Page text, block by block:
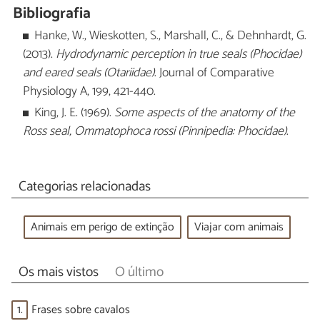
Bibliografia
Hanke, W., Wieskotten, S., Marshall, C., & Dehnhardt, G.
(2013). Hydrodynamic perception in true seals (Phocidae)
and eared seals (Otariidae). Journal of Comparative
Physiology A, 199, 421-440.
King, J. E. (1969). Some aspects of the anatomy of the
Ross seal, Ommatophoca rossi (Pinnipedia: Phocidae).
Categorias relacionadas
Animais em perigo de extinção Viajar com animais
Os mais vistos O último
1. Frases sobre cavalos